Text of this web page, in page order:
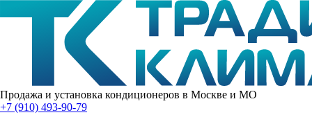
Продажа и установка кондиционеров в Москве и МО
+7 (910) 493-90-79